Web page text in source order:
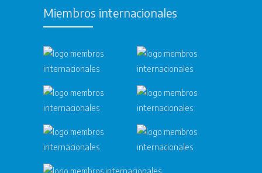
Miembros internacionales